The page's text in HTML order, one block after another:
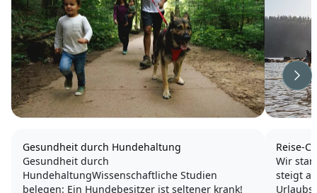
Gesundheit durch Hundehaltung
Gesundheit durch
HundehaltungWissenschaftliche Studien
belegen: Ein Hundebesitzer ist seltener krank!
Reise-
Wir
steigt